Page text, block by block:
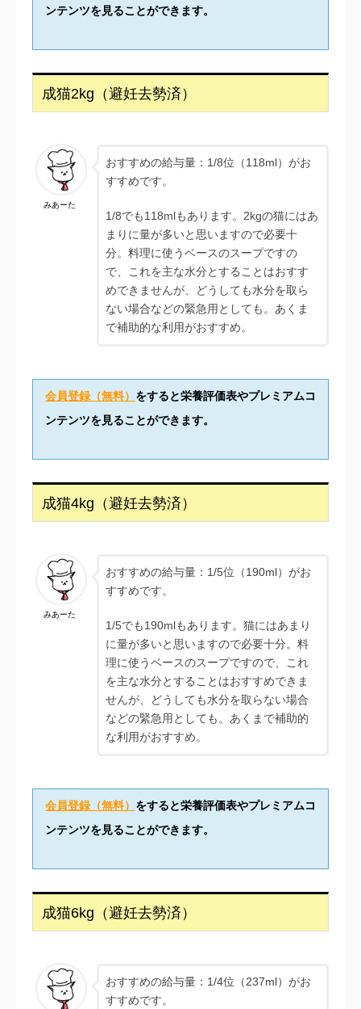
ンテンツを見ることができます。
成猫2kg（避妊去勢済）
みあーた
おすすめの給与量：1/8位（118ml）がお
すすめです。
1/8でも118mlもあります。2kgの猫にはあ
まりに量が多いと思いますので必要十
分。料理に使うベースのスープですの
で、これを主な水分とすることはおすす
めできませんが、どうしても水分を取ら
ない場合などの緊急用としても。あくま
で補助的な利用がおすすめ。
会員登録（無料） をすると栄養評価表やプレミアムコ
ンテンツを見ることができます。
成猫4kg（避妊去勢済）
みあーた
おすすめの給与量：1/5位（190ml）がお
すすめです。
1/5でも190mlもあります。猫にはあまり
に量が多いと思いますので必要十分。料
理に使うベースのスープですので、これ
を主な水分とすることはおすすめできま
せんが、どうしても水分を取らない場合
などの緊急用としても。あくまで補助的
な利用がおすすめ。
会員登録（無料） をすると栄養評価表やプレミアムコ
ンテンツを見ることができます。
成猫6kg（避妊去勢済）
おすすめの給与量：1/4位（237ml）がお
すすめです。